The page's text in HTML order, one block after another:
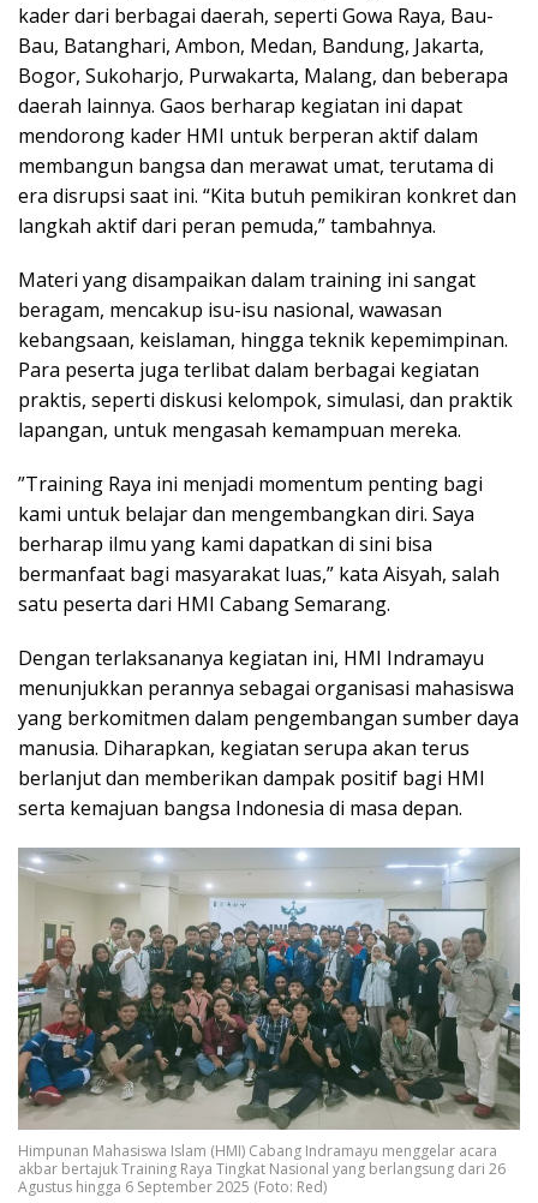
kader dari berbagai daerah, seperti Gowa Raya, Bau-
Bau, Batanghari, Ambon, Medan, Bandung, Jakarta,
Bogor, Sukoharjo, Purwakarta, Malang, dan beberapa
daerah lainnya. Gaos berharap kegiatan ini dapat
mendorong kader HMI untuk berperan aktif dalam
membangun bangsa dan merawat umat, terutama di
era disrupsi saat ini. “Kita butuh pemikiran konkret dan
langkah aktif dari peran pemuda,” tambahnya.
​Materi yang disampaikan dalam training ini sangat
beragam, mencakup isu-isu nasional, wawasan
kebangsaan, keislaman, hingga teknik kepemimpinan.
Para peserta juga terlibat dalam berbagai kegiatan
praktis, seperti diskusi kelompok, simulasi, dan praktik
lapangan, untuk mengasah kemampuan mereka.
​”Training Raya ini menjadi momentum penting bagi
kami untuk belajar dan mengembangkan diri. Saya
berharap ilmu yang kami dapatkan di sini bisa
bermanfaat bagi masyarakat luas,” kata Aisyah, salah
satu peserta dari HMI Cabang Semarang.
​Dengan terlaksananya kegiatan ini, HMI Indramayu
menunjukkan perannya sebagai organisasi mahasiswa
yang berkomitmen dalam pengembangan sumber daya
manusia. Diharapkan, kegiatan serupa akan terus
berlanjut dan memberikan dampak positif bagi HMI
serta kemajuan bangsa Indonesia di masa depan.
Himpunan Mahasiswa Islam (HMI) Cabang Indramayu menggelar acara
akbar bertajuk Training Raya Tingkat Nasional yang berlangsung dari 26
Agustus hingga 6 September 2025 (Foto: Red)